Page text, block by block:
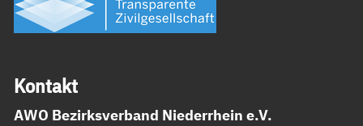
Kon­takt
AWO Bezirksverband Niederrhein e.V.